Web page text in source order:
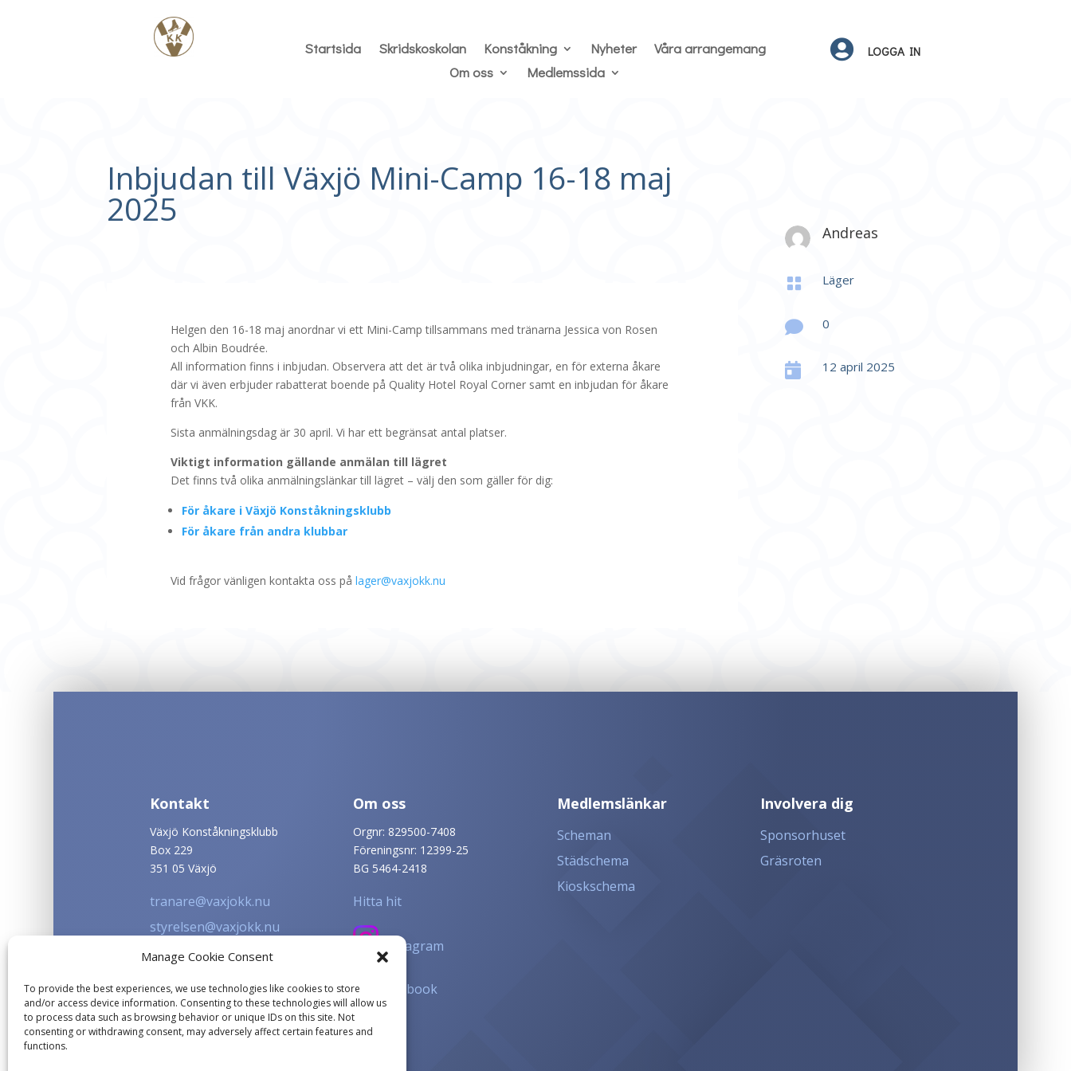
Manage Cookie Consent
To provide the best experiences, we use technologies like cookies to store
and/or access device information. Consenting to these technologies will allow us
to process data such as browsing behavior or unique IDs on this site. Not
consenting or withdrawing consent, may adversely affect certain features and
functions.
Startsida Skridskoskolan Konståkning Nyheter
Våra arrangemang
Om oss
Medlemssida
 LOGGA IN
Inbjudan till Växjö Mini-Camp 16-18 maj
2025
Helgen den 16-18 maj anordnar vi ett Mini-Camp tillsammans med tränarna Jessica von Rosen
och Albin Boudrée.
All information finns i inbjudan. Observera att det är två olika inbjudningar, en för externa åkare
där vi även erbjuder rabatterat boende på Quality Hotel Royal Corner samt en inbjudan för åkare
från VKK.
Sista anmälningsdag är 30 april. Vi har ett begränsat antal platser.
Viktigt information gällande anmälan till lägret
Det finns två olika anmälningslänkar till lägret – välj den som gäller för dig:
För åkare i Växjö Konståkningsklubb
För åkare från andra klubbar
Vid frågor vänligen kontakta oss på lager@vaxjokk.nu
Andreas
 Läger
 0
 12 april 2025
Kontakt
Växjö Konståkningsklubb
Box 229
351 05 Växjö
tranare@vaxjokk.nu
styrelsen@vaxjokk.nu
info@vaxjokk.nu
Om oss
Orgnr: 829500-7408
Föreningsnr: 12399-25
BG 5464-2418
Hitta hit
Instagram
Facebook
Medlemslänkar
Scheman
Städschema
Kioskschema
Involvera dig
Sponsorhuset
Gräsroten